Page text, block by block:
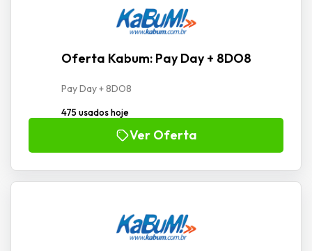
Oferta Kabum: Pay Day + 8DO8
Pay Day + 8DO8
475 usados hoje
Ver Oferta